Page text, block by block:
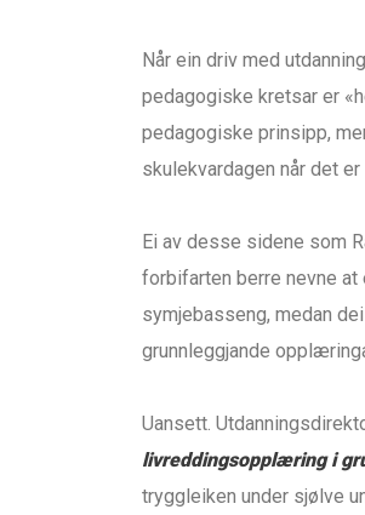
Når ein driv med
pedagogiske kretsar er
pedagogiske prinsipp,
skulekvardagen når det
Ei av desse sidene som
forbifarten berre nevne at
symjebasseng, medan
grunnleggjande
Uansett.
livreddingsopplæring i
tryggleiken under sjølve